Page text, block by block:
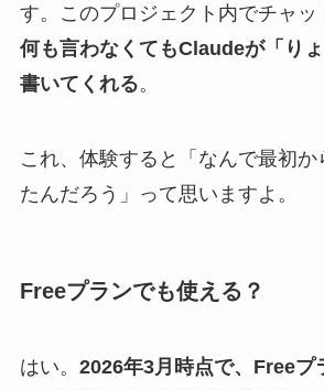
す。このプロジェクト内でチャッ
何も言わなくてもClaudeが「り
書いてくれる。
これ、体験すると「なんで最初か
たんだろう」って思いますよ。
Freeプランでも使える？
はい。 2026年3月時点で、Freeプ